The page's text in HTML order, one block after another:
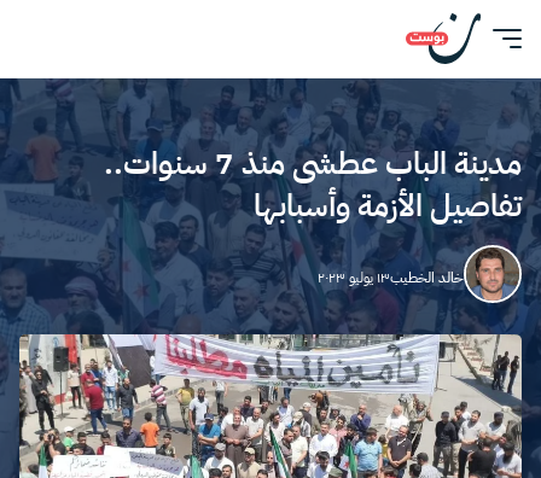
مدينة الباب عطشى منذ 7 سنوات..
تفاصيل الأزمة وأسبابها
خالد الخطيب١٣ يوليو ٢٠٢٣